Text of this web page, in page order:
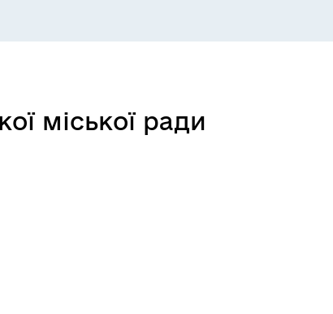
міської ради